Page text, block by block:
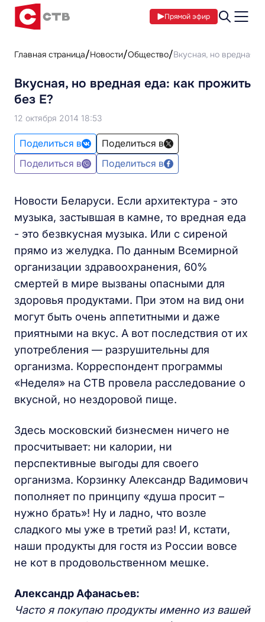
Прямой эфир
Главная страница Новости Общество Вкусная, но вредная
Вкусная, но вредная еда: как прожить
без Е?
12 октября 2014 18:53
Поделиться в
Поделиться в
Поделиться в
Поделиться в
Новости Беларуси. Если архитектура - это
музыка, застывшая в камне, то вредная еда
- это безвкусная музыка. Или с сиреной
прямо из желудка. По данным Всемирной
организации здравоохранения, 60%
смертей в мире вызваны опасными для
здоровья продуктами. При этом на вид они
могут быть очень аппетитными и даже
приятными на вкус. А вот последствия от их
употребления — разрушительны для
организма. Корреспондент программы
«Неделя» на СТВ провела расследование о
вкусной, но нездоровой пище.
Здесь московский бизнесмен ничего не
просчитывает: ни калории, ни
перспективные выгоды для своего
организма. Корзинку Александр Вадимович
пополняет по принципу «душа просит –
нужно брать»! Ну и ладно, что возле
сладкого мы уже в третий раз! И, кстати,
наши продукты для гостя из России вовсе
не кот в продовольственном мешке.
Александр Афанасьев:
Часто я покупаю продукты именно из вашей